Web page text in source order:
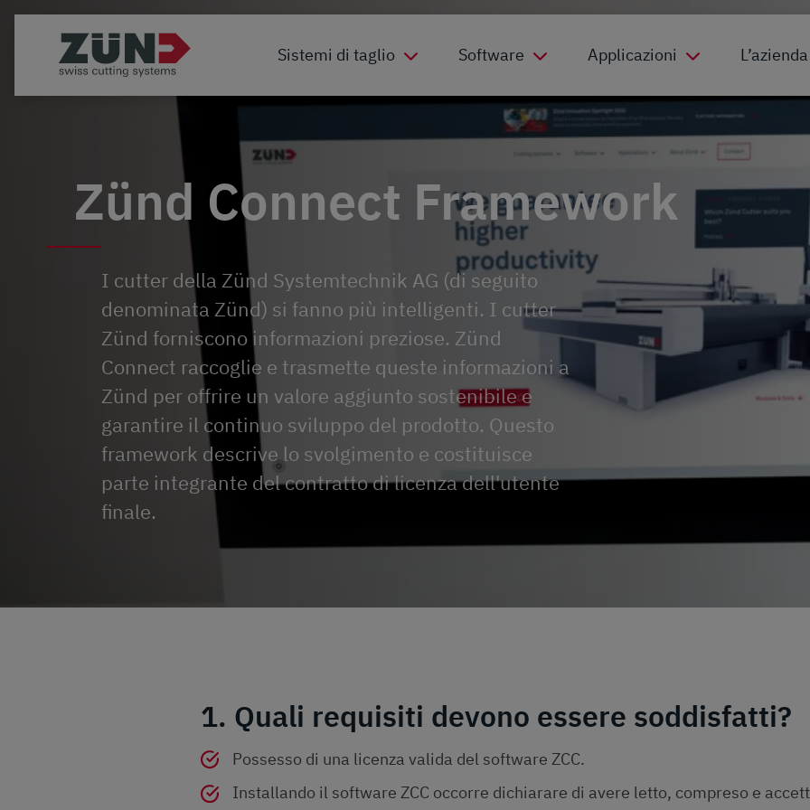
Sistemi di taglio Software Applicazioni L’azienda
Zünd Connect Framework
I cutter della Zünd Systemtechnik AG (di seguito
denominata Zünd) si fanno più intelligenti. I cutter
Zünd forniscono informazioni preziose. Zünd
Connect raccoglie e trasmette queste informazioni a
Zünd per offrire un valore aggiunto sostenibile e
garantire il continuo sviluppo del prodotto. Questo
framework descrive lo svolgimento e costituisce
parte integrante del contratto di licenza dell'utente
finale.
1. Quali requisiti devono essere soddisfatti?
Possesso di una licenza valida del software ZCC.
Installando il software ZCC occorre dichiarare di avere letto, compreso e